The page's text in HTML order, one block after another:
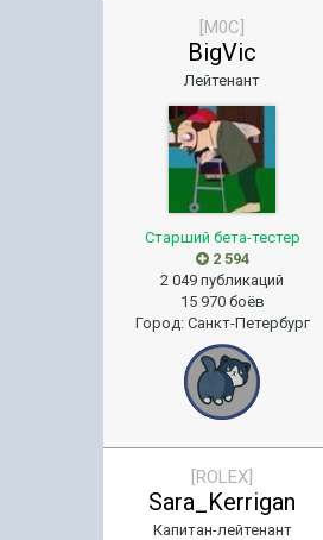
[M0C]
BigVic
Лейтенант
Старший бета-тестер
2 594
2 049 публикаций
15 970 боёв
Город: Санкт-Петербург
[ROLEX]
Sara_Kerrigan
Капитан-лейтенант